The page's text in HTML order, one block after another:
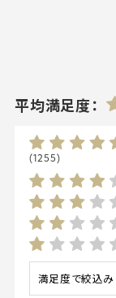
平均満足度：
(1255)